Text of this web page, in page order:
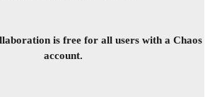
is free for all users with a Chaos
account.